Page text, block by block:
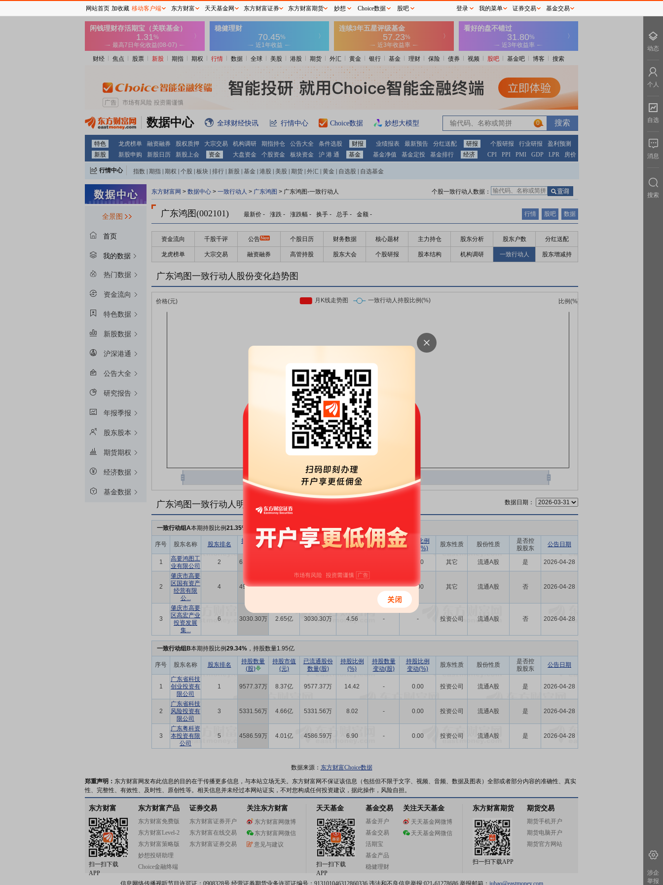
财经 焦点 股票 新股 期指 期权 行情 数据 全球 美股 港股 期货 外汇 黄金 银行 基金 理财 保险 债券 视频 股吧 基金吧 博客 搜索
数据中心 全球财经快讯 行情中心 Choice数据 妙想大模型 0
特色 龙虎榜单 融资融券 股权质押 大宗交易 机构调研 期指持仓 公告大全 条件选股 财报 业绩报表 最新预告 分红送配 研报 个股研报 行业研报
盈利预测
新股
新股申购 新股日历 新股上会 资金 大盘资金 个股资金 板块资金 沪 港 通 基金 基金净值 基金定投 基金排行 经济 CPI PPI PMI GDP LPR 房价
行情中心 指数 期指 期权 个股 板块 排行 新股 基金 港股 美股 期货 外汇 黄金 自选股 自选基金
全景图
首页
我的数据
热门数据
资金流向
特色数据
新股数据
沪深港通
公告大全
研究报告
年报季报
股东股本
期货期权
经济数据
基金数据
东方财富网 > 数据中心 > 一致行动人 > 广东鸿图 > 广东鸿图-一致行动人 个股一致行动人数据：
广东鸿图(002101) 最新价 - 涨跌 - 涨跌幅 - 换手 - 总手 - 金额 - 行情 股吧 数据
资金流向 千股千评 公告 个股日历 财务数据 核心题材 主力持仓 股东分析 股东户数 分红送配
龙虎榜单 大宗交易 融资融券 高管持股 股东大会 个股研报 股本结构 机构调研 一致行动人 股东增减持
广东鸿图一致行动人股份变化趋势图
广东鸿图一致行动人明细 数据日期：
一致行动组A本期持股比例21.35% ，持股数量1.42亿
序号 股东名称 股东排名
持股数量
持股市值
(元)
已流通股份
数量(股)
持股比例
(%)
持股数量
变动(股)
持股比例
变动(%)
股东性质 股份性质
是否控
股股东
公告日期
1
高要鸿图工
业有限公司
2 6249.24万 0.00 其它 流通A股 是 2026-04-28
2
肇庆市高要
区国有资产
经营有限
公...
4 4906.33万 4.29亿 4906.33万 7.38 - 0.00 其它 流通A股 否 2026-04-28
3
肇庆市高要
区高宏产业
投资发展
集...
6 3030.30万 2.65亿 3030.30万 4.56 - - 投资公司 流通A股 否 2026-04-28
一致行动组B本期持股比例29.34% ，持股数量1.95亿
序号 股东名称 股东排名
持股数量
(股)
持股市值
(元)
已流通股份
数量(股)
持股比例
(%)
持股数量
变动(股)
持股比例
变动(%)
股东性质 股份性质
是否控
股股东
公告日期
1
广东省科技
创业投资有
限公司
1 9577.37万 8.37亿 9577.37万 14.42 - 0.00 投资公司 流通A股 是 2026-04-28
2
广东省科技
风险投资有
限公司
3 5331.56万 4.66亿 5331.56万 8.02 - 0.00 投资公司 流通A股 是 2026-04-28
3
广东粤科资
本投资有限
公司
5 4586.59万 4.01亿 4586.59万 6.90 - 0.00 投资公司 流通A股 是 2026-04-28
数据来源： 东方财富Choice数据
郑重声明： 东方财富网发布此信息的目的在于传播更多信息，与本站立场无关。东方财富网不保证该信息（包括但不限于文字、视频、音频、数据及图表）全部或者部分内容的准确性、真实
性、完整性、有效性、及时性、原创性等。相关信息并未经过本网站证实，不对您构成任何投资建议，据此操作，风险自担。
东方财富
扫一扫下载
APP
东方财富产品
东方财富免费版
东方财富Level-2
东方财富策略版
妙想投研助理
Choice金融终端
证券交易
东方财富证券开户
东方财富在线交易
东方财富证券交易
关注东方财富
东方财富网微博
东方财富网微信
意见与建议
天天基金
扫一扫下载
APP
基金交易
基金开户
基金交易
活期宝
基金产品
稳健理财
关注天天基金
天天基金网微博
天天基金网微信
东方财富期货
扫一扫下载APP
期货交易
期货手机开户
期货电脑开户
期货官方网站
信息网络传播视听节目许可证：0908328号 经营证券期货业务许可证编号：913101046312860336 违法和不良信息举报:021-61278686 举报邮箱： jubao@eastmoney.com
网站首页 加收藏 移动客户端 东方财富 天天基金网 东方财富证券 东方财富期货 妙想 Choice数据 股吧 登录 我的菜单 证券交易 基金交易
动态
个人
自选
消息
搜索
涉企
举报